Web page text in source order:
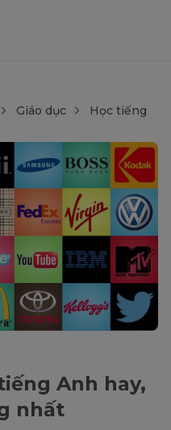
Giáo dục
Học tiếng
Anh hay,
nhất